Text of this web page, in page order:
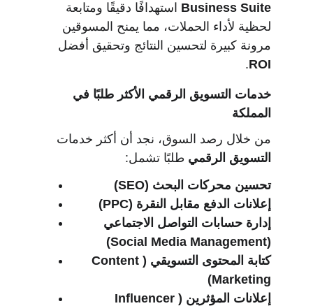
Business Suite استهدافًا دقيقًا ومتابعة
لحظية لأداء الحملات، مما يمنح المسوقين
مرونة كبيرة لتحسين النتائج وتحقيق أفضل
ROI
.
خدمات التسويق الرقمي الأكثر طلبًا في
المملكة
من خلال رصد السوق، نجد أن أكثر خدمات
التسويق الرقمي طلبًا تشمل:
تحسين محركات البحث (SEO)
إعلانات الدفع مقابل النقرة (PPC)
إدارة حسابات التواصل الاجتماعي
(Social Media Management)
كتابة المحتوى التسويقي (Content
Marketing)
إعلانات المؤثرين (Influencer